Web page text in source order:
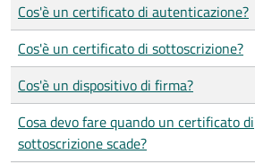
Cos'è un certificato di autenticazione?
Cos'è un certificato di sottoscrizione?
Cos'è un dispositivo di firma?
Cosa devo fare quando un certificato di
sottoscrizione scade?